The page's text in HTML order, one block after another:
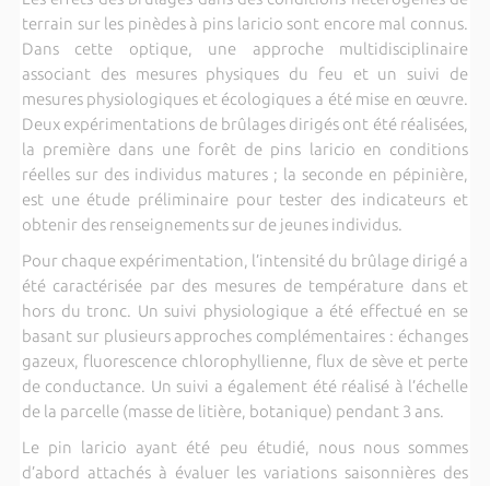
terrain sur les pinèdes à pins laricio sont encore mal connus.
Dans cette optique, une approche multidisciplinaire
associant des mesures physiques du feu et un suivi de
mesures physiologiques et écologiques a été mise en œuvre.
Deux expérimentations de brûlages dirigés ont été réalisées,
la première dans une forêt de pins laricio en conditions
réelles sur des individus matures ; la seconde en pépinière,
est une étude préliminaire pour tester des indicateurs et
obtenir des renseignements sur de jeunes individus.
Pour chaque expérimentation, l’intensité du brûlage dirigé a
été caractérisée par des mesures de température dans et
hors du tronc. Un suivi physiologique a été effectué en se
basant sur plusieurs approches complémentaires : échanges
gazeux, fluorescence chlorophyllienne, flux de sève et perte
de conductance. Un suivi a également été réalisé à l’échelle
de la parcelle (masse de litière, botanique) pendant 3 ans.
Le pin laricio ayant été peu étudié, nous nous sommes
d’abord attachés à évaluer les variations saisonnières des